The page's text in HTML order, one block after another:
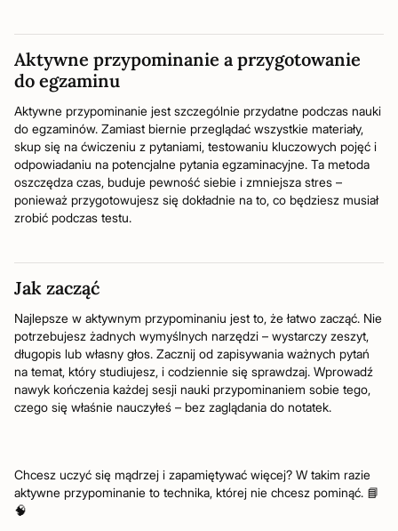
Aktywne przypominanie a przygotowanie
do egzaminu
Aktywne przypominanie jest szczególnie przydatne podczas nauki
do egzaminów. Zamiast biernie przeglądać wszystkie materiały,
skup się na ćwiczeniu z pytaniami, testowaniu kluczowych pojęć i
odpowiadaniu na potencjalne pytania egzaminacyjne. Ta metoda
oszczędza czas, buduje pewność siebie i zmniejsza stres –
ponieważ przygotowujesz się dokładnie na to, co będziesz musiał
zrobić podczas testu.
Jak zacząć
Najlepsze w aktywnym przypominaniu jest to, że łatwo zacząć. Nie
potrzebujesz żadnych wymyślnych narzędzi – wystarczy zeszyt,
długopis lub własny głos. Zacznij od zapisywania ważnych pytań
na temat, który studiujesz, i codziennie się sprawdzaj. Wprowadź
nawyk kończenia każdej sesji nauki przypominaniem sobie tego,
czego się właśnie nauczyłeś – bez zaglądania do notatek.
Chcesz uczyć się mądrzej i zapamiętywać więcej? W takim razie
aktywne przypominanie to technika, której nie chcesz pominąć. 📘
🧠